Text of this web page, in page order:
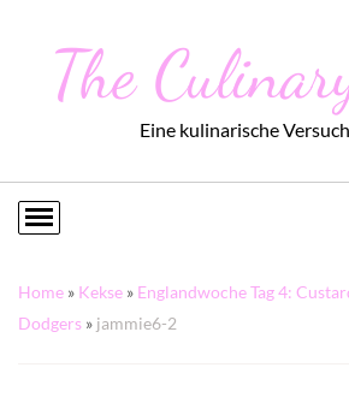
The
Eine kulinarische
Home » Kekse » Englandwoche Tag 4:
Dodgers » jammie6-2